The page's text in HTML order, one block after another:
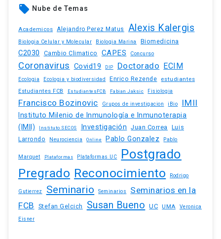
local_offer Nube de Temas
Academicos Alejandro Perez Matus Alexis Kalergis
Biologia Celular y Molecular Biologia Marina Biomedicina
C2030 Cambio Climatico CAPES Concurso
Coronavirus Covid19 DIP Doctorado ECIM
Ecologia Ecologia y biodiversidad Enrico Rezende estudiantes
Estudiantes FCB EstudiantesFCB Fabian Jaksic Fisiologia
Francisco Bozinovic Grupos de investigacion iBio IMII
Instituto Milenio de Inmunología e Inmunoterapia
(IMII)
Instituto SECOS Investigación Juan Correa
Luis
Larrondo
Neurociencia Online Pablo Gonzalez Pablo
Marquet Plataformas Plataformas UC Postgrado
Pregrado Reconocimiento Rodrigo
Gutierrez Seminario Seminarios
Seminarios en la
FCB
Stefan Gelcich Susan Bueno UC UMA
Veronica
Eisner